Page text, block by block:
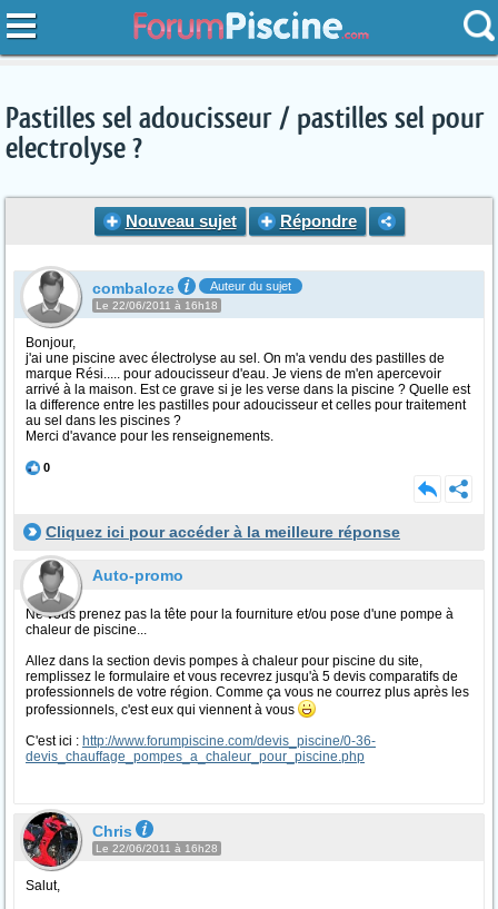
Pastilles sel adoucisseur / pastilles sel pour
electrolyse ?
Nouveau sujet Répondre
combaloze Auteur du sujet
Le 22/06/2011 à 16h18
Bonjour,
j'ai une piscine avec électrolyse au sel. On m'a vendu des pastilles de
marque Rési..... pour adoucisseur d'eau. Je viens de m'en apercevoir
arrivé à la maison. Est ce grave si je les verse dans la piscine ? Quelle est
la difference entre les pastilles pour adoucisseur et celles pour traitement
au sel dans les piscines ?
Merci d'avance pour les renseignements.
0
Cliquez ici pour accéder à la meilleure réponse
Auto-promo
Ne vous prenez pas la tête pour la fourniture et/ou pose d'une pompe à
chaleur de piscine...
Allez dans la section devis pompes à chaleur pour piscine du site,
remplissez le formulaire et vous recevrez jusqu'à 5 devis comparatifs de
professionnels de votre région. Comme ça vous ne courrez plus après les
professionnels, c'est eux qui viennent à vous
C'est ici : http://www.forumpiscine.com/devis_piscine/0-36-
devis_chauffage_pompes_a_chaleur_pour_piscine.php
Chris
Le 22/06/2011 à 16h28
Salut,